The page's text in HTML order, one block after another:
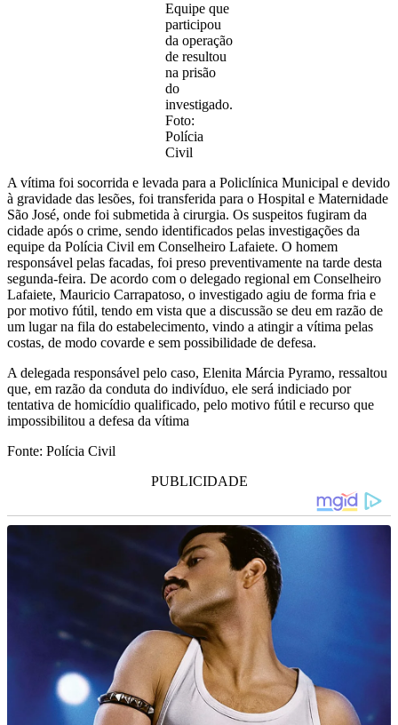
Equipe que
participou
da operação
de resultou
na prisão
do
investigado.
Foto:
Polícia
Civil
A vítima foi socorrida e levada para a Policlínica Municipal e devido
à gravidade das lesões, foi transferida para o Hospital e Maternidade
São José, onde foi submetida à cirurgia. Os suspeitos fugiram da
cidade após o crime, sendo identificados pelas investigações da
equipe da Polícia Civil em Conselheiro Lafaiete. O homem
responsável pelas facadas, foi preso preventivamente na tarde desta
segunda-feira. De acordo com o delegado regional em Conselheiro
Lafaiete, Mauricio Carrapatoso, o investigado agiu de forma fria e
por motivo fútil, tendo em vista que a discussão se deu em razão de
um lugar na fila do estabelecimento, vindo a atingir a vítima pelas
costas, de modo covarde e sem possibilidade de defesa.
A delegada responsável pelo caso, Elenita Márcia Pyramo, ressaltou
que, em razão da conduta do indivíduo, ele será indiciado por
tentativa de homicídio qualificado, pelo motivo fútil e recurso que
impossibilitou a defesa da vítima
Fonte: Polícia Civil
PUBLICIDADE